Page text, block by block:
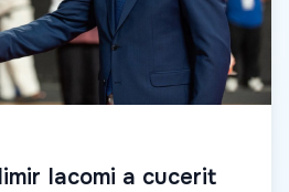
Iacomi a cucerit